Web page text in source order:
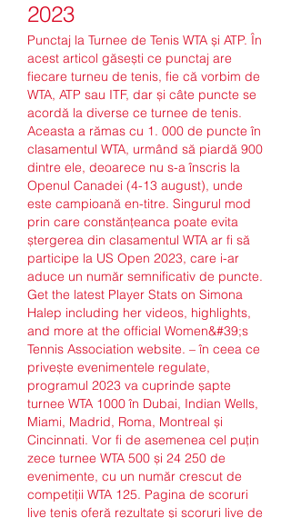
2023
Punctaj la Turnee de Tenis WTA și ATP. În
acest articol găsești ce punctaj are
fiecare turneu de tenis, fie că vorbim de
WTA, ATP sau ITF, dar și câte puncte se
acordă la diverse ce turnee de tenis.
Aceasta a rămas cu 1. 000 de puncte în
clasamentul WTA, urmând să piardă 900
dintre ele, deoarece nu s-a înscris la
Openul Canadei (4-13 august), unde
este campioană en-titre. Singurul mod
prin care constănțeanca poate evita
ștergerea din clasamentul WTA ar fi să
participe la US Open 2023, care i-ar
aduce un număr semnificativ de puncte.
Get the latest Player Stats on Simona
Halep including her videos, highlights,
and more at the official Women&#39;s
Tennis Association website. – în ceea ce
privește evenimentele regulate,
programul 2023 va cuprinde șapte
turnee WTA 1000 în Dubai, Indian Wells,
Miami, Madrid, Roma, Montreal și
Cincinnati. Vor fi de asemenea cel puțin
zece turnee WTA 500 și 24 250 de
evenimente, cu un număr crescut de
competiții WTA 125. Pagina de scoruri
live tenis oferă rezultate și scoruri live de